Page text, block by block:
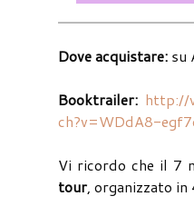
Dove acquistare: su
Booktrailer: http://
ch?v=WDdA8-
Vi ricordo che il 7
tour, organizzato in